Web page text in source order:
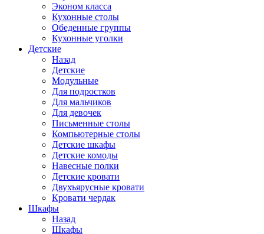
Эконом класса
Кухонные столы
Обеденные группы
Кухонные уголки
Детские
Назад
Детские
Модульные
Для подростков
Для мальчиков
Для девочек
Письменные столы
Компьютерные столы
Детские шкафы
Детские комоды
Навесные полки
Детские кровати
Двухъярусные кровати
Кровати чердак
Шкафы
Назад
Шкафы